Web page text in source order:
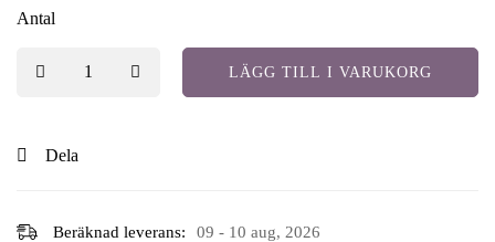
Antal
LÄGG TILL I VARUKORG
Dela
Beräknad leverans: 09 - 10 aug, 2026